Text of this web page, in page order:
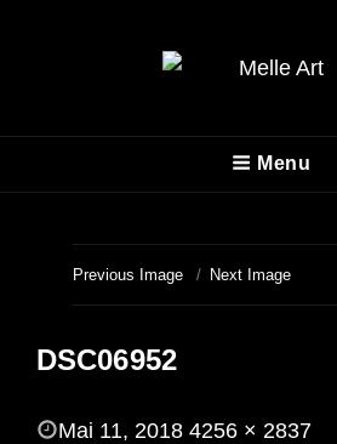
MELLE ART
Menu
Previous Image Next Image
DSC06952
POSTED
Mai 11, 2018 4256 × 2837